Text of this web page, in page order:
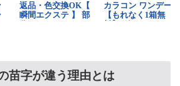
苗字が違う理由とは